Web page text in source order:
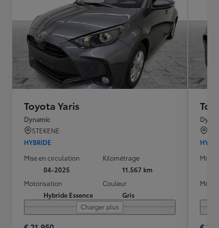
Toyota Yaris
Dynamic
STEKENE
HYBRIDE
Mise en circulation
04-2025
Kilométrage
11.567 km
Motorisation
Hybride Essence
Couleur
Gris
Charger plus
Mise